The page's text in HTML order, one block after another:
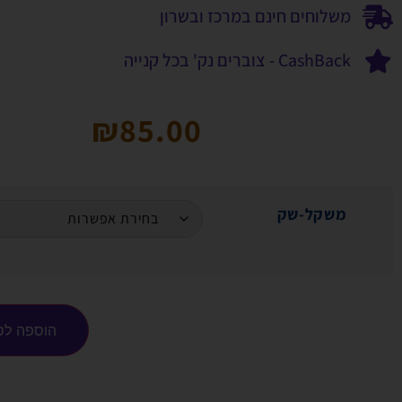
משלוחים חינם במרכז ובשרון
CashBack - צוברים נק' בכל קנייה
₪85.00
משקל-שק
הוספה